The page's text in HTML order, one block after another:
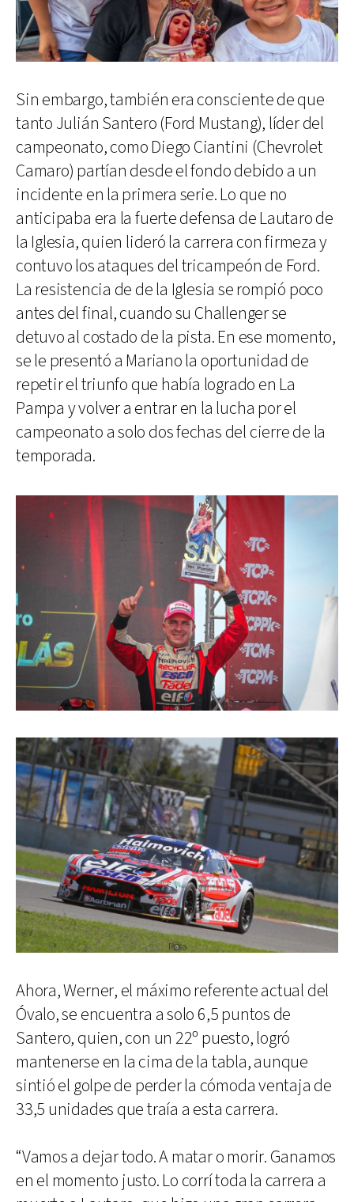
Sin embargo, también era consciente de que
tanto Julián Santero (Ford Mustang), líder del
campeonato, como Diego Ciantini (Chevrolet
Camaro) partían desde el fondo debido a un
incidente en la primera serie. Lo que no
anticipaba era la fuerte defensa de Lautaro de
la Iglesia, quien lideró la carrera con firmeza y
contuvo los ataques del tricampeón de Ford.
La resistencia de de la Iglesia se rompió poco
antes del final, cuando su Challenger se
detuvo al costado de la pista. En ese momento,
se le presentó a Mariano la oportunidad de
repetir el triunfo que había logrado en La
Pampa y volver a entrar en la lucha por el
campeonato a solo dos fechas del cierre de la
temporada.
Ahora, Werner, el máximo referente actual del
Óvalo, se encuentra a solo 6,5 puntos de
Santero, quien, con un 22º puesto, logró
mantenerse en la cima de la tabla, aunque
sintió el golpe de perder la cómoda ventaja de
33,5 unidades que traía a esta carrera.
“Vamos a dejar todo. A matar o morir. Ganamos
en el momento justo. Lo corrí toda la carrera a